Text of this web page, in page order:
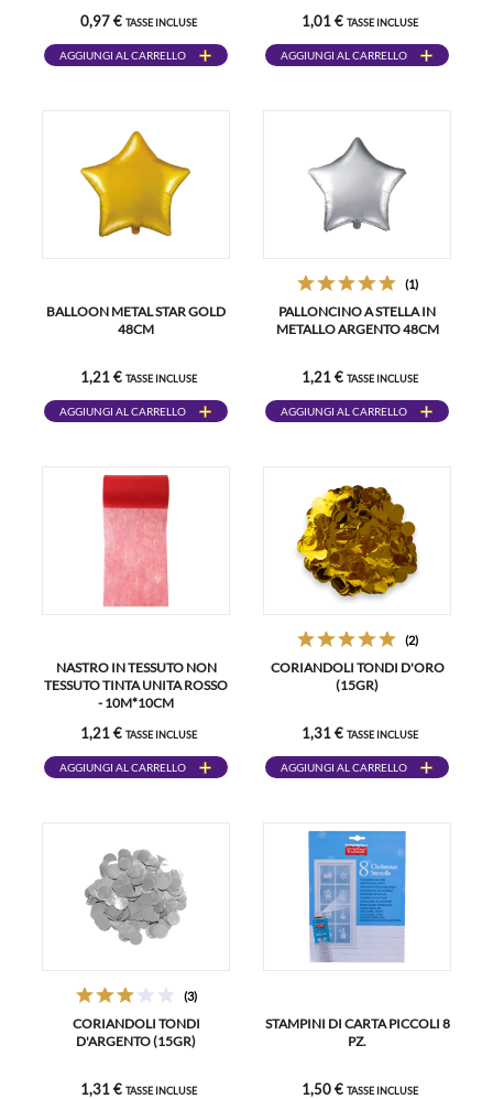
0,97 € TASSE INCLUSE
AGGIUNGI AL CARRELLO
1,01 € TASSE INCLUSE
AGGIUNGI AL CARRELLO
BALLOON METAL STAR GOLD
48CM
1,21 € TASSE INCLUSE
AGGIUNGI AL CARRELLO
(1)
PALLONCINO A STELLA IN
METALLO ARGENTO 48CM
1,21 € TASSE INCLUSE
AGGIUNGI AL CARRELLO
NASTRO IN TESSUTO NON
TESSUTO TINTA UNITA ROSSO
- 10M*10CM
1,21 € TASSE INCLUSE
AGGIUNGI AL CARRELLO
(2)
CORIANDOLI TONDI D'ORO
(15GR)
1,31 € TASSE INCLUSE
AGGIUNGI AL CARRELLO
(3)
CORIANDOLI TONDI
D'ARGENTO (15GR)
1,31 € TASSE INCLUSE
STAMPINI DI CARTA PICCOLI 8
PZ.
1,50 € TASSE INCLUSE